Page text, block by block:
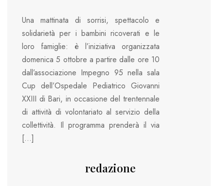
Una mattinata di sorrisi, spettacolo e
solidarietà per i bambini ricoverati e le
loro famiglie: è l’iniziativa organizzata
domenica 5 ottobre a partire dalle ore 10
dall’associazione Impegno 95 nella sala
Cup dell’Ospedale Pediatrico Giovanni
XXIII di Bari, in occasione del trentennale
di attività di volontariato al servizio della
collettività. Il programma prenderà il via
[…]
redazione